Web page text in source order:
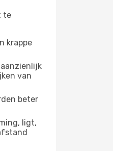
te
krappe
van
beter
ligt,